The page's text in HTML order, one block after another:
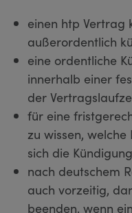
einen htp Vertrag
außerordentlich
eine ordentliche
innerhalb einer
der
für eine
zu wissen,
sich die
nach deutschem
auch vorzeitig,
beenden, wenn